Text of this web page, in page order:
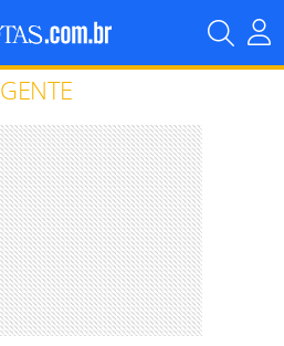
GENTE